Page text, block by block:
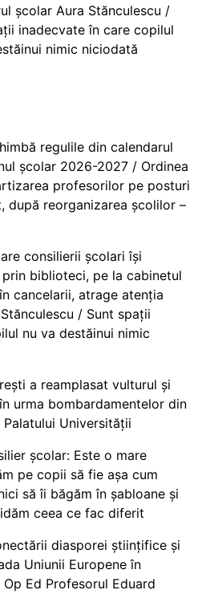
școlar Aura Stănculescu /
inadecvate în care copilul
nimic niciodată
regulile din calendarul
școlar 2026-2027 / Ordinea
profesorilor pe posturi
după reorganizarea școlilor –
consilierii școlari își
biblioteci, pe la cabinetul
cancelarii, atrage atenția
/ Sunt spații
nu va destăinui nimic
a reamplasat vulturul și
urma bombardamentelor din
Universității
școlar: Este o mare
pe copii să fie așa cum
să îi băgăm în șabloane și
ceea ce fac diferit
diasporei științifice și
Uniunii Europene în
Ed Profesorul Eduard